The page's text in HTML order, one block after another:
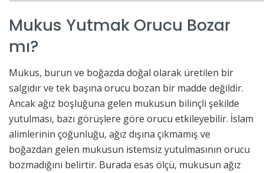
Mukus Yutmak Orucu Bozar
mı?
Mukus, burun ve boğazda doğal olarak üretilen bir
salgıdır ve tek başına orucu bozan bir madde değildir.
Ancak ağız boşluğuna gelen mukusun bilinçli şekilde
yutulması, bazı görüşlere göre orucu etkileyebilir. İslam
alimlerinin çoğunluğu, ağız dışına çıkmamış ve
boğazdan gelen mukusun istemsiz yutulmasının orucu
bozmadığını belirtir. Burada esas ölçü, mukusun ağız